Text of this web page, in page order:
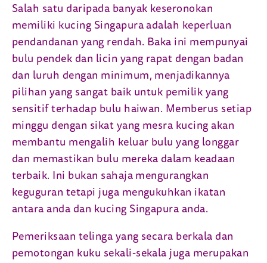
Salah satu daripada banyak keseronokan
memiliki kucing Singapura adalah keperluan
pendandanan yang rendah. Baka ini mempunyai
bulu pendek dan licin yang rapat dengan badan
dan luruh dengan minimum, menjadikannya
pilihan yang sangat baik untuk pemilik yang
sensitif terhadap bulu haiwan. Memberus setiap
minggu dengan sikat yang mesra kucing akan
membantu mengalih keluar bulu yang longgar
dan memastikan bulu mereka dalam keadaan
terbaik. Ini bukan sahaja mengurangkan
keguguran tetapi juga mengukuhkan ikatan
antara anda dan kucing Singapura anda.
Pemeriksaan telinga yang secara berkala dan
pemotongan kuku sekali-sekala juga merupakan